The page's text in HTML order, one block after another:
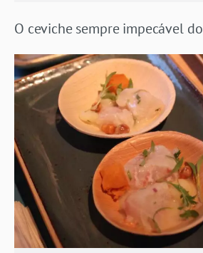
O ceviche sempre impecável do